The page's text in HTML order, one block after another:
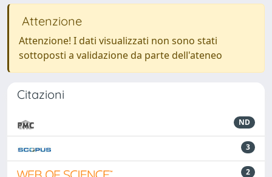
Attenzione
Attenzione! I dati visualizzati non sono stati
sottoposti a validazione da parte dell'ateneo
Citazioni
ND
3
2